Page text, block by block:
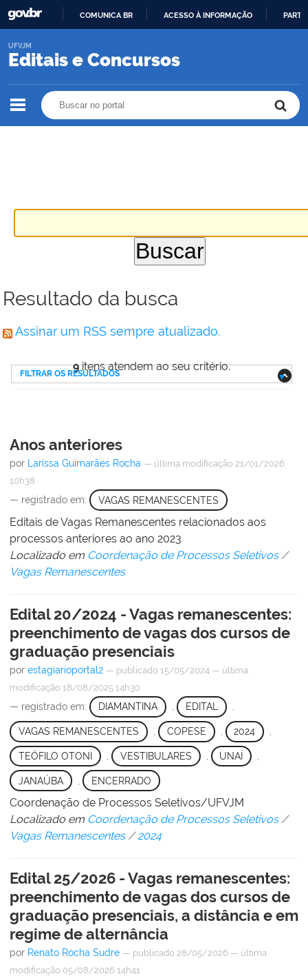
O
COMUNICA BR ACESSO À INFORMAÇÃO
Editais e Concursos
UFVJM
Resultado da busca
Assinar um RSS sempre atualizado.
9itens atendem ao seu critério.
FILTRAR OS RESULTADOS
Anos anteriores
por Larissa Guimarães Rocha — última modificação 21/01/2026
10h38
— registrado em: VAGAS REMANESCENTES
Editais de Vagas Remanescentes relacionados aos
processos anteriores ao ano 2023
Localizado em Coordenação de Processos Seletivos /
Vagas Remanescentes
Edital 20/2024 - Vagas remanescentes:
preenchimento de vagas dos cursos de
graduação presenciais
por estagiarioportal2 — publicado 15/05/2024 — última
modificação 18/08/2025 14h30
— registrado em: DIAMANTINA , EDITAL ,
VAGAS REMANESCENTES COPESE 2024
TEÓFILO OTONI VESTIBULARES UNAÍ
JANAÚBA ENCERRADO
Coordenação de Processos Seletivos/UFVJM
Localizado em Coordenação de Processos Seletivos /
Vagas Remanescentes /2024
Edital 25/2026 - Vagas remanescentes:
preenchimento de vagas dos cursos de
graduação presenciais, a distância e em
regime de alternância
por Renato Rocha Sudre — publicado 28/05/2026 — última
modificação 05/08/2026 14h41